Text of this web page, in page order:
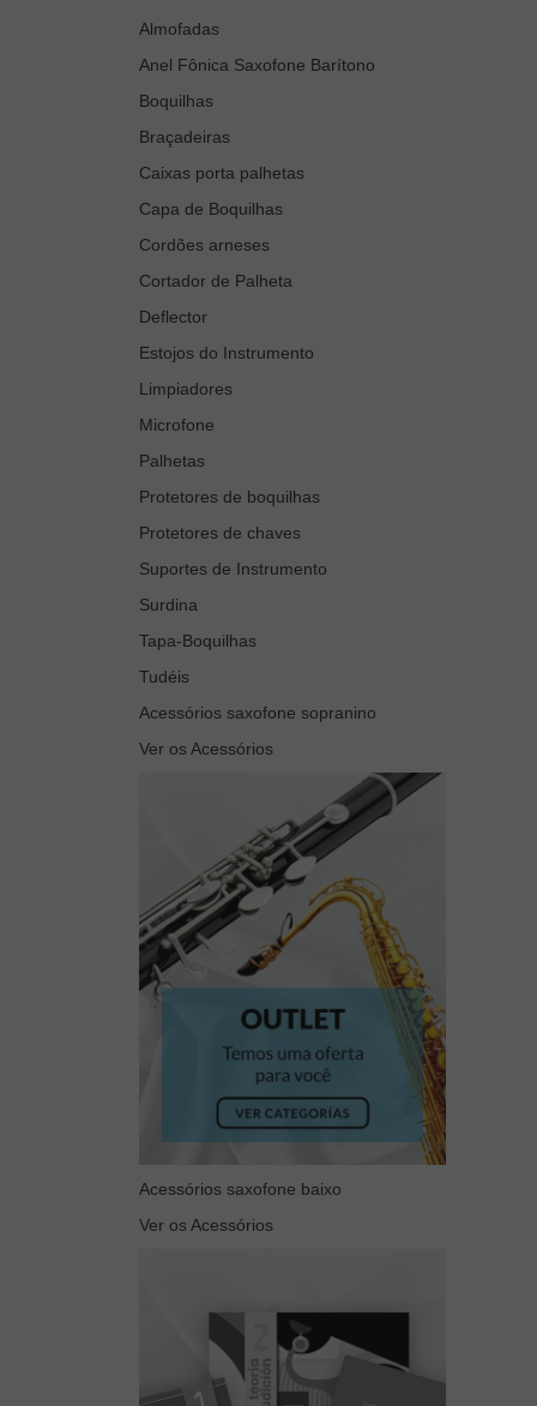
Almofadas
Anel Fônica Saxofone Barítono
Boquilhas
Braçadeiras
Caixas porta palhetas
Capa de Boquilhas
Cordões arneses
Cortador de Palheta
Deflector
Estojos do Instrumento
Limpiadores
Microfone
Palhetas
Protetores de boquilhas
Protetores de chaves
Suportes de Instrumento
Surdina
Tapa-Boquilhas
Tudéis
Acessórios saxofone sopranino
Ver os Acessórios
Acessórios saxofone baixo
Ver os Acessórios